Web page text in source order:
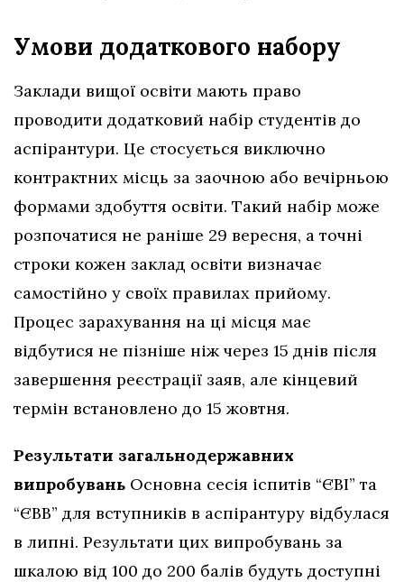
Умови додаткового набору
Заклади вищої освіти мають право
проводити додатковий набір студентів до
аспірантури. Це стосується виключно
контрактних місць за заочною або вечірньою
формами здобуття освіти. Такий набір може
розпочатися не раніше 29 вересня, а точні
строки кожен заклад освіти визначає
самостійно у своїх правилах прийому.
Процес зарахування на ці місця має
відбутися не пізніше ніж через 15 днів після
завершення реєстрації заяв, але кінцевий
термін встановлено до 15 жовтня.
Результати загальнодержавних
випробувань Основна сесія іспитів “ЄВІ” та
“ЄВВ” для вступників в аспірантуру відбулася
в липні. Результати цих випробувань за
шкалою від 100 до 200 балів будуть доступні